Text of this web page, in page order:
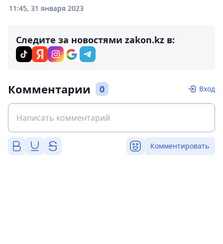
11:45, 31 января 2023
Следите за новостями zakon.kz в:
Комментарии 0 Вход
Комментировать